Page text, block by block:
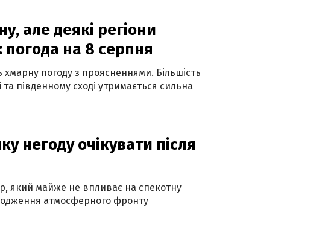
але деякі регіони
погода на 8 серпня
хмарну погоду з проясненнями. Більшість
південному сході утримається сильна
негоду очікувати після
який майже не впливає на спекотну
атмосферного фронту